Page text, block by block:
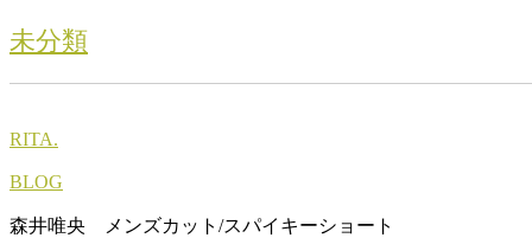
未分類
RITA.
BLOG
森井唯央 メンズカット/スパイキーショート